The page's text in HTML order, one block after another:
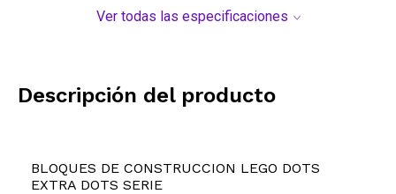
Ver todas las especificaciones
Descripción del producto
BLOQUES DE CONSTRUCCION LEGO DOTS
EXTRA DOTS SERIE